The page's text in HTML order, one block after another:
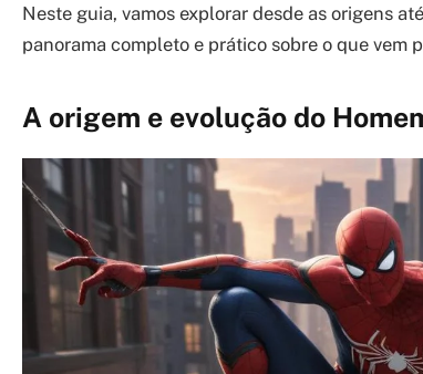
Neste guia, vamos explorar desde as origens
panorama completo e prático sobre o que vem
A origem e evolução do